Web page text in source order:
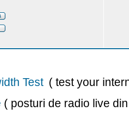
Test ( test your
( posturi de radio live